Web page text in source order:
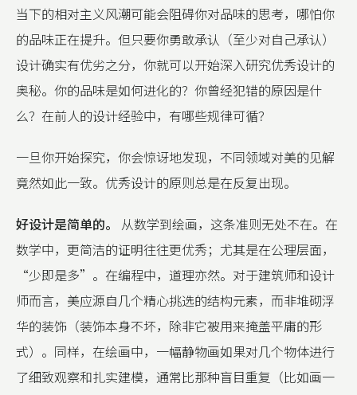
当下的相对主义风潮可能会阻碍你对品味的思考，哪怕你
的品味正在提升。但只要你勇敢承认（至少对自己承认）
设计确实有优劣之分，你就可以开始深入研究优秀设计的
奥秘。你的品味是如何进化的？你曾经犯错的原因是什
么？在前人的设计经验中，有哪些规律可循？
一旦你开始探究，你会惊讶地发现，不同领域对美的见解
竟然如此一致。优秀设计的原则总是在反复出现。
好设计是简单的。
从数学到绘画，这条准则无处不在。在
数学中，更简洁的证明往往更优秀；尤其是在公理层面，
“少即是多”。在编程中，道理亦然。对于建筑师和设计
师而言，美应源自几个精心挑选的结构元素，而非堆砌浮
华的装饰（装饰本身不坏，除非它被用来掩盖平庸的形
式）。同样，在绘画中，一幅静物画如果对几个物体进行
了细致观察和扎实建模，通常比那种盲目重复（比如画一